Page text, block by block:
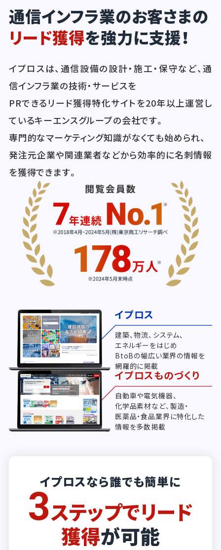
通信インフラ業のお客さまの
リード獲得を強力に支援！
イプロスは、通信設備の設計・施工・保守など、通
信インフラ業の技術・サービスを
PRできるリード獲得特化サイトを20年以上運営し
ているキーエンスグループの会社です。
専門的なマーケティング知識がなくても始められ、
発注元企業や関連業者などから効率的に名刺情報
を獲得できます。
イプロス
建築、物流、システム、
エネルギーをはじめ
BtoBの幅広い業界の情報を
網羅的に掲載
イプロスものづくり
自動車や電気機器、
化学品素材など、製造・
医薬品・食品業界に特化した
情報を多数掲載
イプロスなら誰でも簡単に
3ステップでリード
獲得が可能